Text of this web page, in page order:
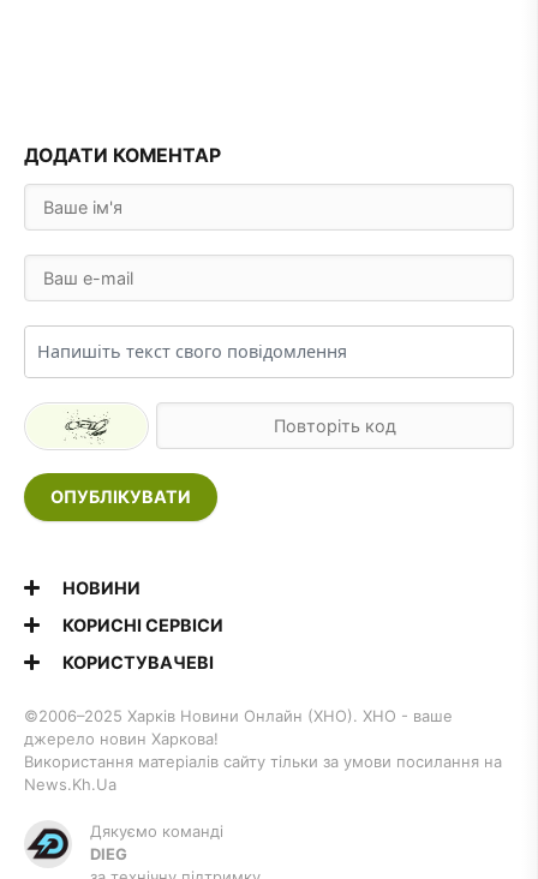
ДОДАТИ КОМЕНТАР
ОПУБЛІКУВАТИ
НОВИНИ
КОРИСНІ СЕРВІСИ
КОРИСТУВАЧЕВІ
©2006–2025 Харків Новини Онлайн (ХНО). ХНО - ваше
джерело новин Харкова!
Використання матеріалів сайту тільки за умови посилання на
News.Kh.Ua
Дякуємо команді
DIEG